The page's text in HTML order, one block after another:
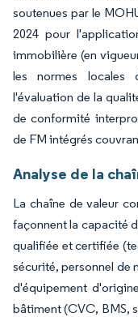
soutenues par le
2024 pour
immobilière (en
les normes locales
l'évaluation de la
de conformité
de FM intégrés
Analyse de la
La chaîne de valeur
façonnent la capacité
qualifiée et certifiée
sécurité, personnel de
d'équipement
bâtiment (CVC, BMS,